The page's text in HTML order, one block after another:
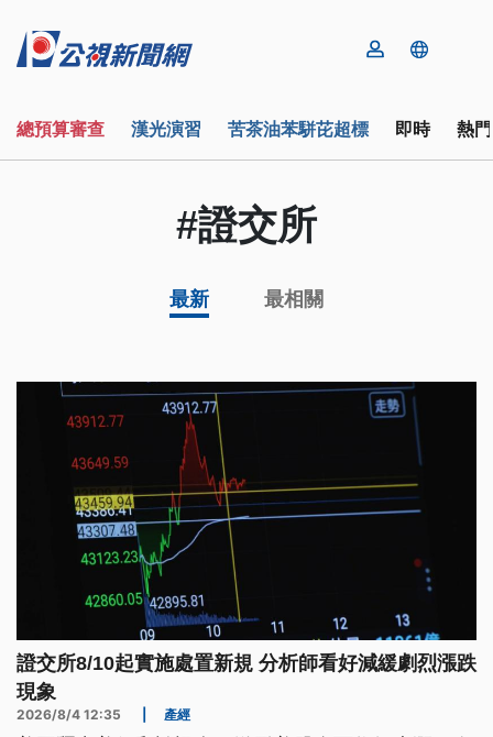
總預算審查 漢光演習 苦茶油苯駢芘超標 即時 熱
#證交所
最新 最相關
證交所8/10起實施處置新規 分析師看好減緩劇烈漲跌
現象
2026/8/4 12:35 產經